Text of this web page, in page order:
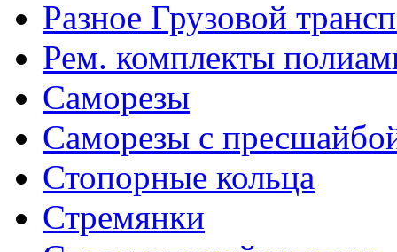
Разное Грузовой
Рем. комплекты
Саморезы
Саморезы с
Стопорные кольца
Стремянки